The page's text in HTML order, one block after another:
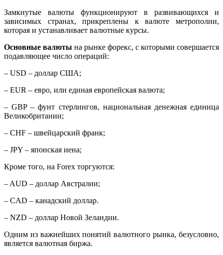
Замкнутые валюты функционируют в развивающихся и
зависимых странах, прикреплены к валюте метрополии,
которая и устанавливает валютные курсы.
Основные валюты на рынке форекс, с которыми совершается
подавляющее число операций:
– USD – доллар США;
– EUR – евро, или единая европейская валюта;
– GBP – фунт стерлингов, национальная денежная единица
Великобритании;
– CHF – швейцарский франк;
– JPY – японская иена;
Кроме того, на Forex торгуются:
– AUD – доллар Австралии;
– СAD – канадский доллар.
– NZD – доллар Новой Зеландии.
Одним из важнейших понятий валютного рынка, безусловно,
является валютная биржа.